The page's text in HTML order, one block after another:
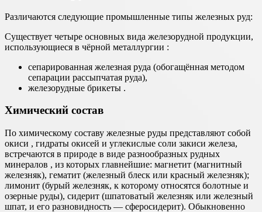
Различаются следующие промышленные типы железных руд:
Существует четыре основных вида железорудной продукции,
использующиеся в чёрной металлургии :
сепарированная железная руда (обогащённая методом
сепарации рассыпчатая руда),
железорудные брикеты .
Химический состав
По химическому составу железные руды представляют собой
окиси , гидраты окисей и углекислые соли закиси железа,
встречаются в природе в виде разнообразных рудных
минералов , из которых главнейшие: магнетит (магнитный
железняк), гематит (железный блеск или красный железняк);
лимонит (бурый железняк, к которому относятся болотные и
озерные руды), сидерит (шпатоватый железняк или железный
шпат, и его разновидность — сферосидерит). Обыкновенно